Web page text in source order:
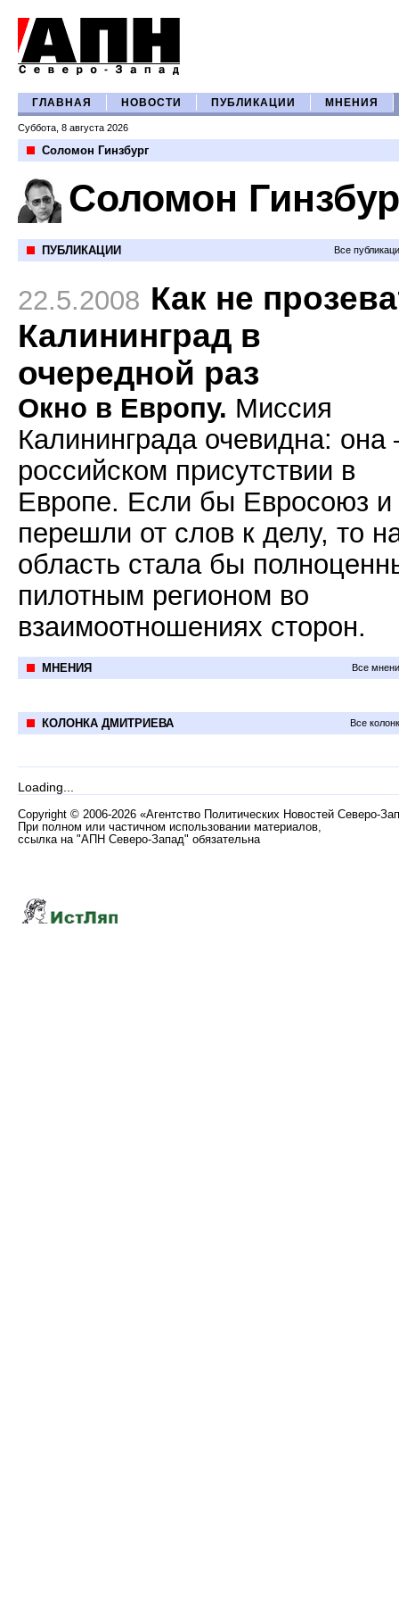
ГЛАВНАЯ НОВОСТИ ПУБЛИКАЦИИ МНЕНИЯ
Суббота, 8 августа 2026
Соломон Гинзбург
Соломон
ПУБЛИКАЦИИ Все
22.5.2008 Как не
Калининград в
очередной раз
Окно в Европу. Миссия
Калининграда очевидна: она
российском присутствии в
Европе. Если бы Евросоюз
перешли от слов к делу, то
область стала бы
пилотным регионом во
взаимоотношениях сторон.
МНЕНИЯ Все
КОЛОНКА ДМИТРИЕВА Все
Loading...
Copyright © 2006-2026 «Агентство Политических Новостей Северо-
При полном или частичном использовании материалов,
ссылка на "АПН Северо-Запад" обязательна